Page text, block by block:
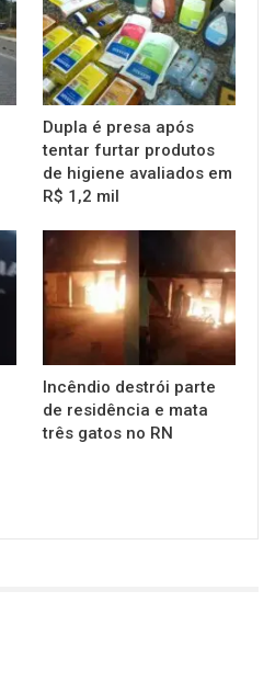
Dupla é presa após
tentar furtar produtos
de higiene avaliados em
R$ 1,2 mil
Incêndio destrói parte
de residência e mata
três gatos no RN